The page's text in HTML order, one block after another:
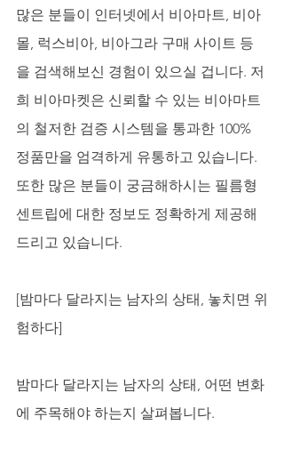
많은 분들이 인터넷에서 비아마트, 비아
몰, 럭스비아, 비아그라 구매 사이트 등
을 검색해보신 경험이 있으실 겁니다. 저
희 비아마켓은 신뢰할 수 있는 비아마트
의 철저한 검증 시스템을 통과한 100%
정품만을 엄격하게 유통하고 있습니다.
또한 많은 분들이 궁금해하시는 필름형
센트립에 대한 정보도 정확하게 제공해
드리고 있습니다.
[밤마다 달라지는 남자의 상태, 놓치면 위
험하다]
밤마다 달라지는 남자의 상태, 어떤 변화
에 주목해야 하는지 살펴봅니다.